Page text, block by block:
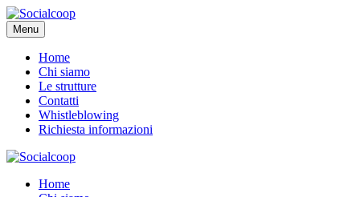
Menu
Home
Chi siamo
Le strutture
Contatti
Whistleblowing
Richiesta informazioni
Home